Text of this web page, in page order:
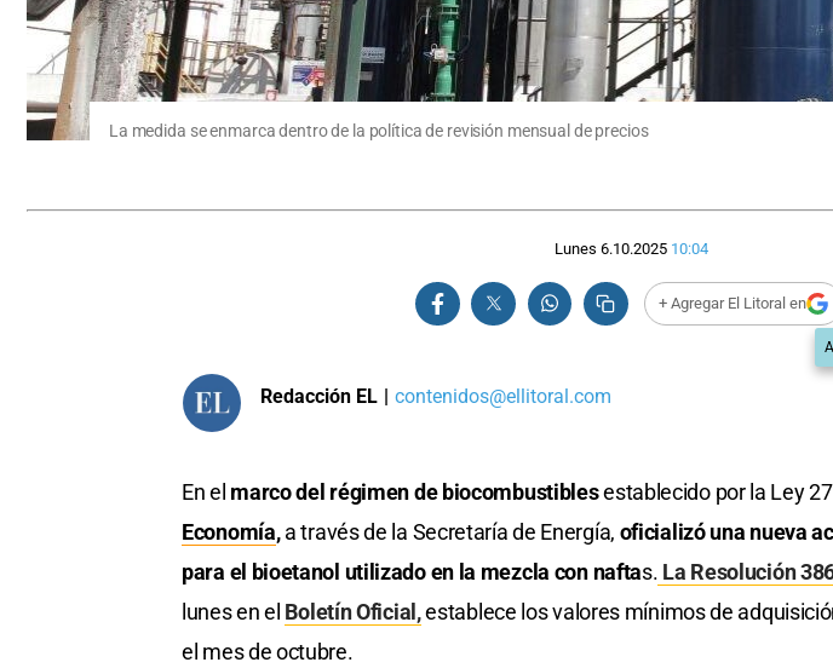
La medida se enmarca dentro de la política de revisión mensual de precios
Lunes 6.10.2025 10:04
+ Agregar El Litoral en
Redacción EL | contenidos@ellitoral.com
En el marco del régimen de biocombustiblesestablecido por la Ley
Economía,a través de la Secretaría de Energía, oficializó una nueva
para el bioetanol utilizado en la mezcla con naftas. La Resolución
lunes en el Boletín Oficial,establece los valores mínimos de
el mes de octubre.